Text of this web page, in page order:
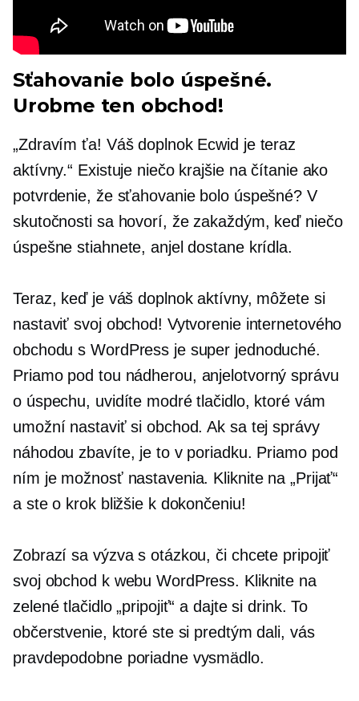
Sťahovanie bolo úspešné.
Urobme ten obchod!
„Zdravím ťa! Váš doplnok Ecwid je teraz
aktívny.“ Existuje niečo krajšie na čítanie ako
potvrdenie, že sťahovanie bolo úspešné? V
skutočnosti sa hovorí, že zakaždým, keď niečo
úspešne stiahnete, anjel dostane krídla.
Teraz, keď je váš doplnok aktívny, môžete si
nastaviť svoj obchod! Vytvorenie internetového
obchodu s WordPress je super jednoduché.
Priamo pod tou nádherou, anjelotvorný správu
o úspechu, uvidíte modré tlačidlo, ktoré vám
umožní nastaviť si obchod. Ak sa tej správy
náhodou zbavíte, je to v poriadku. Priamo pod
ním je možnosť nastavenia. Kliknite na „Prijať“
a ste o krok bližšie k dokončeniu!
Zobrazí sa výzva s otázkou, či chcete pripojiť
svoj obchod k webu WordPress. Kliknite na
zelené tlačidlo „pripojiť“ a dajte si drink. To
občerstvenie, ktoré ste si predtým dali, vás
pravdepodobne poriadne vysmädlo.